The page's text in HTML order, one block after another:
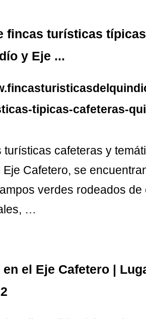
fincas turísticas
y Eje ...
tipicas-cafeteras-
turísticas cafeteras y
Cafetero, se
verdes rodeados de
…
en el Eje Cafetero |